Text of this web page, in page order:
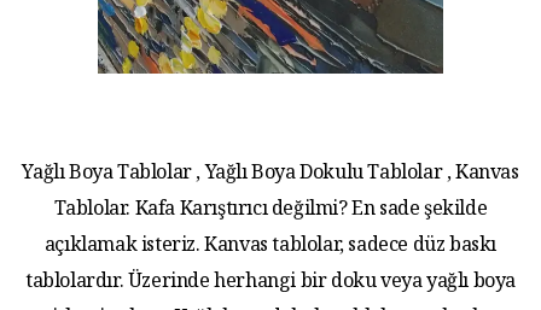
Yağlı Boya Tablolar , Yağlı Boya Dokulu Tablolar , Kanvas
Tablolar. Kafa Karıştırıcı değilmi? En sade şekilde
açıklamak isteriz. Kanvas tablolar, sadece düz baskı
tablolardır. Üzerinde herhangi bir doku veya yağlı boya